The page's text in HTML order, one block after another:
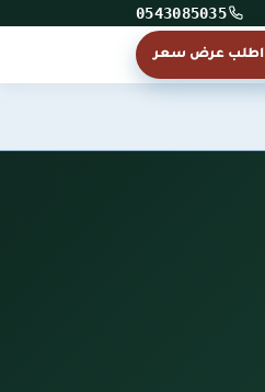
0543085035
اطلب عرض سعر